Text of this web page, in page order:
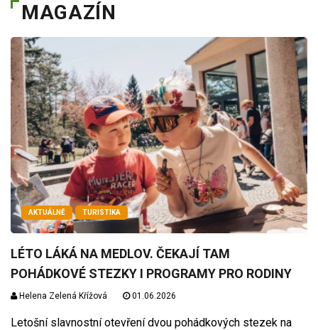
MAGAZÍN
AKTUÁLNĚ TURISTIKA
LÉTO LÁKÁ NA MEDLOV. ČEKAJÍ TAM
POHÁDKOVÉ STEZKY I PROGRAMY PRO RODINY
Helena Zelená Křížová 01.06.2026
Letošní slavnostní otevření dvou pohádkových stezek na